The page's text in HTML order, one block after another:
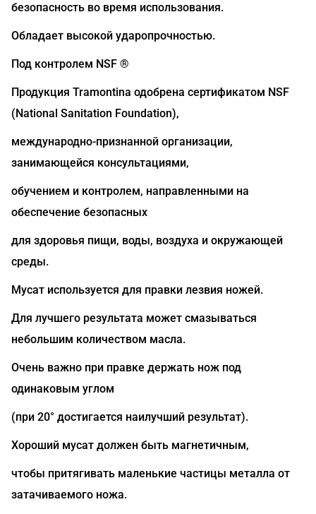
безопасность во время использования.
Обладает высокой ударопрочностью.
Под контролем NSF ®
Продукция Tramontina одобрена сертификатом NSF
(National Sanitation Foundation),
международно-признанной организации,
занимающейся консультациями,
обучением и контролем, направленными на
обеспечение безопасных
для здоровья пищи, воды, воздуха и окружающей
среды.
Мусат используется для правки лезвия ножей.
Для лучшего результата может смазываться
небольшим количеством масла.
Очень важно при правке держать нож под
одинаковым углом
(при 20° достигается наилучший результат).
Хороший мусат должен быть магнетичным,
чтобы притягивать маленькие частицы металла от
затачиваемого ножа.